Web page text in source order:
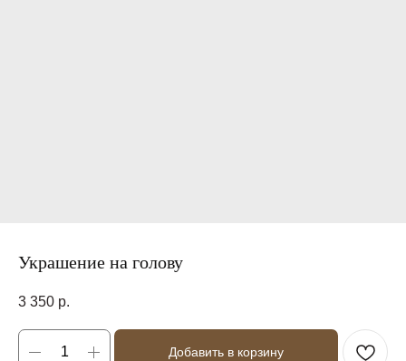
Украшение на голову
3 350 р.
Добавить в корзину